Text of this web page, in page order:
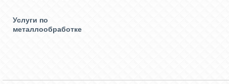
Услуги по
металлообработке